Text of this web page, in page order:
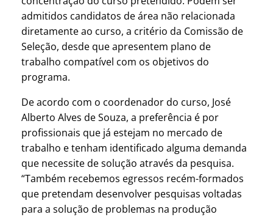
admitidos candidatos de área não relacionada
diretamente ao curso, a critério da Comissão de
Seleção, desde que apresentem plano de
trabalho compatível com os objetivos do
programa.
De acordo com o coordenador do curso, José
Alberto Alves de Souza, a preferência é por
profissionais que já estejam no mercado de
trabalho e tenham identificado alguma demanda
que necessite de solução através da pesquisa.
“Também recebemos egressos recém-formados
que pretendam desenvolver pesquisas voltadas
para a solução de problemas na produção